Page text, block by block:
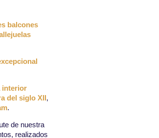
balcones
interior
del siglo XII,
.
de nuestra
realizados